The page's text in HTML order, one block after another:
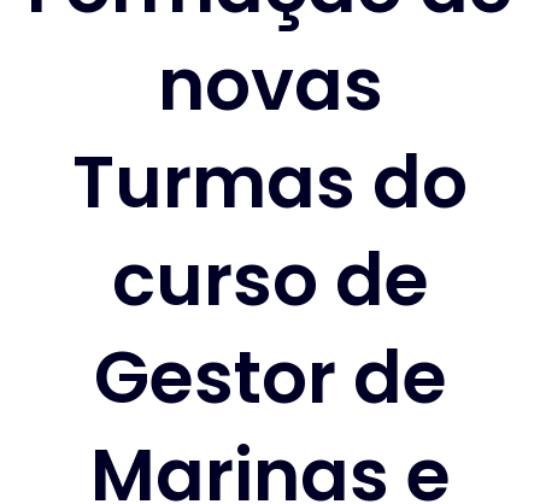
novas
Turmas do
curso de
Gestor de
Marinas e